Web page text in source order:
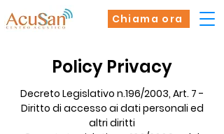
Chiama ora
Policy Privacy
Decreto Legislativo n.196/2003, Art. 7 -
Diritto di accesso ai dati personali ed
altri diritti